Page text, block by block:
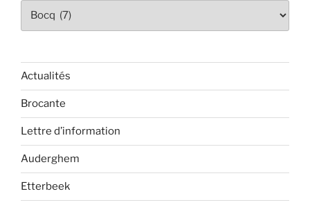
Actualités
Brocante
Lettre d’information
Auderghem
Etterbeek